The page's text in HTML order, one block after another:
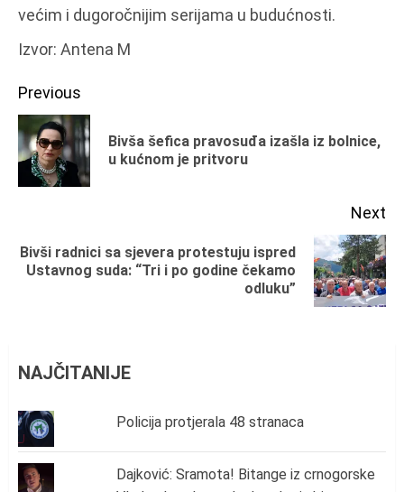
većim i dugoročnijim serijama u budućnosti.
Izvor: Antena M
Continue
Reading
Previous
Bivša šefica pravosuđa izašla iz bolnice,
u kućnom je pritvoru
Next
Next
Bivši radnici sa sjevera protestuju ispred
Ustavnog suda: “Tri i po godine čekamo
odluku”
NAJČITANIJE
Policija protjerala 48 stranaca
Dajković: Sramota! Bitange iz crnogorske